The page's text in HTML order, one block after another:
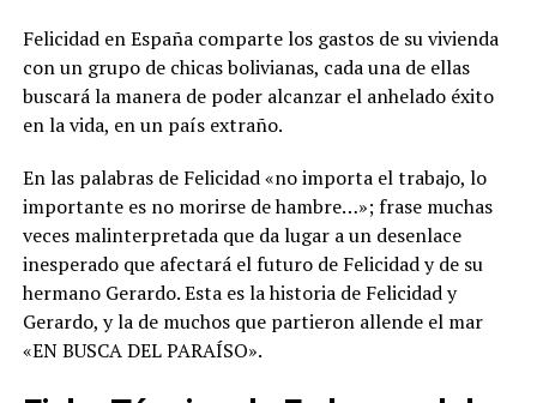
Felicidad en España comparte los gastos de su vivienda
con un grupo de chicas bolivianas, cada una de ellas
buscará la manera de poder alcanzar el anhelado éxito
en la vida, en un país extraño.
En las palabras de Felicidad «no importa el trabajo, lo
importante es no morirse de hambre…»; frase muchas
veces malinterpretada que da lugar a un desenlace
inesperado que afectará el futuro de Felicidad y de su
hermano Gerardo. Esta es la historia de Felicidad y
Gerardo, y la de muchos que partieron allende el mar
«EN BUSCA DEL PARAÍSO».